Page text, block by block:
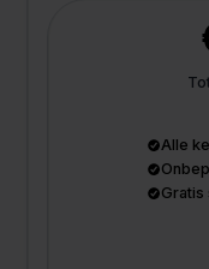
Alle